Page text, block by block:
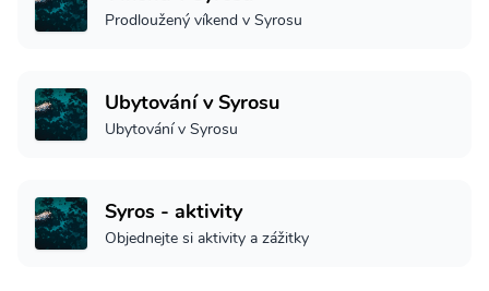
Prodloužený víkend v Syrosu
Ubytování v Syrosu
Ubytování v Syrosu
Syros - aktivity
Objednejte si aktivity a zážitky